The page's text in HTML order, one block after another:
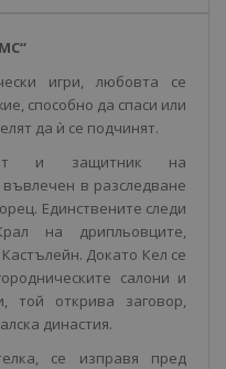
игри, любовта се
способно да спаси или
да ѝ се подчинят.
и защитник на
в разследване
Единствените следи
на дрипльовците,
Докато Кел се
салони и
той открива заговор,
династия.
се изправя пред